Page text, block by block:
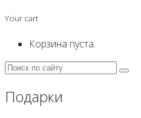
Your cart
Корзина пуста.
Подарки